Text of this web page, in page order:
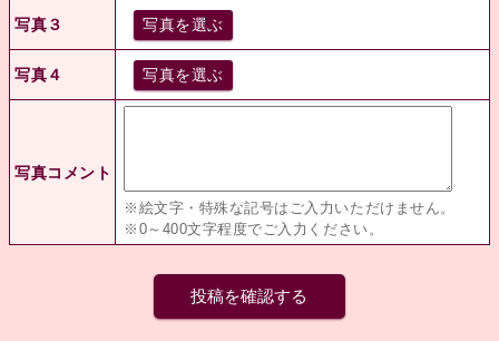
写真３ 写真を選ぶ
写真４ 写真を選ぶ
写真コメント
※絵文字・特殊な記号はご入力いただけません。
※0～400文字程度でご入力ください。